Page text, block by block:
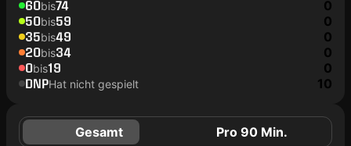
60bis74 0
50bis59 0
35bis49 0
20bis34 0
0bis19 0
DNPHat nicht gespielt 10
Gesamt Pro 90 Min.